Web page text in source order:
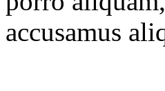
accusamus